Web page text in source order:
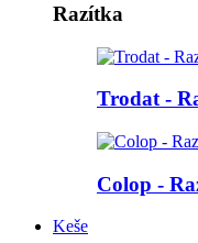
Razítka
Trodat -
Colop -
Keše